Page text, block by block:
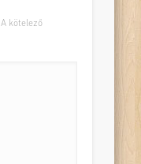
A kötelező